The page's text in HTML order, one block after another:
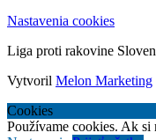
Nastavenia cookies
Liga proti rakovine
Vytvoril Melon Marketing
Cookies
Používame cookies. Ak